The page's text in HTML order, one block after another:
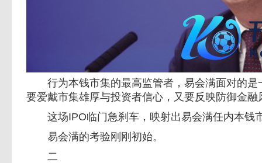
行为本钱市集的最高监管者，易会满面对的是
要爱戴市集雄厚与投资者信心，又要反映防御金融
这场IPO临门急刹车，映射出易会满任内本钱
易会满的考验刚刚初始。
二